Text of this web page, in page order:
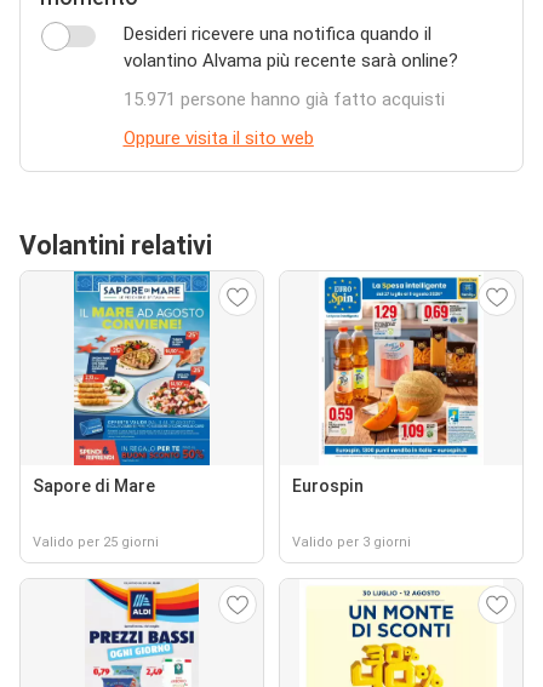
Desideri ricevere una notifica quando il
volantino Alvama più recente sarà online?
15.971 persone hanno già fatto acquisti
Oppure visita il sito web
Volantini relativi
Sapore di Mare
Valido per 25 giorni
Eurospin
Valido per 3 giorni